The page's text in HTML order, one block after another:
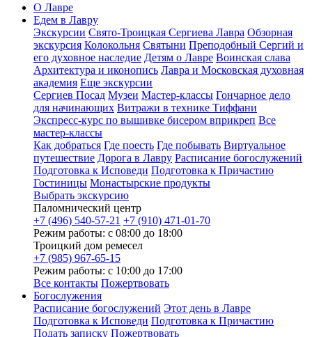
О Лавре
Едем в Лавру
Экскурсии Свято-Троицкая Сергиева Лавра Обзорная
экскурсия Колокольня Святыни Преподобный Сергий и
его духовное наследие Детям о Лавре Воинская слава
Архитектура и иконопись Лавра и Московская духовная
академия Еще экскурсии
Сергиев Посад Музеи Мастер-классы Гончарное дело
для начинающих Витражи в технике Тиффани
Экспресс-курс по вышивке бисером вприкреп Все
мастер-классы
Как добраться Где поесть Где побывать Виртуальное
путешествие Дорога в Лавру Расписание богослужений
Подготовка к Исповеди Подготовка к Причастию
Гостиницы Монастырские продукты
Выбрать экскурсию
Паломнический центр
+7 (496) 540-57-21 +7 (910) 471-01-70
Режим работы: с 08:00 до 18:00
Троицкий дом ремесел
+7 (985) 967-65-15
Режим работы: с 10:00 до 17:00
Все контакты Пожертвовать
Богослужения
Расписание богослужений Этот день в Лавре
Подготовка к Исповеди Подготовка к Причастию
Подать записку Пожертвовать